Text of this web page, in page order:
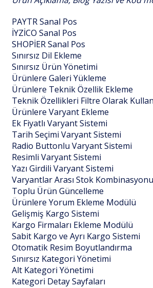
PAYTR Sanal Pos
İYZİCO Sanal Pos
SHOPİER Sanal Pos
Sınırsız Dil Ekleme
Sınırsız Ürün Yönetimi
Ürünlere Galeri Yükleme
Ürünlere Teknik Özellik Ekleme
Teknik Özellikleri Filtre Olarak
Ürünlere Varyant Ekleme
Ek Fiyatlı Varyant Sistemi
Tarih Seçimi Varyant Sistemi
Radio Buttonlu Varyant Sistemi
Resimli Varyant Sistemi
Yazı Girdili Varyant Sistemi
Varyantlar Arası Stok Kombinasyonu
Toplu Ürün Güncelleme
Ürünlere Yorum Ekleme Modülü
Gelişmiş Kargo Sistemi
Kargo Firmaları Ekleme Modülü
Sabit Kargo ve Ayrı Kargo Sistemi
Otomatik Resim Boyutlandırma
Sınırsız Kategori Yönetimi
Alt Kategori Yönetimi
Kategori Detay Sayfaları